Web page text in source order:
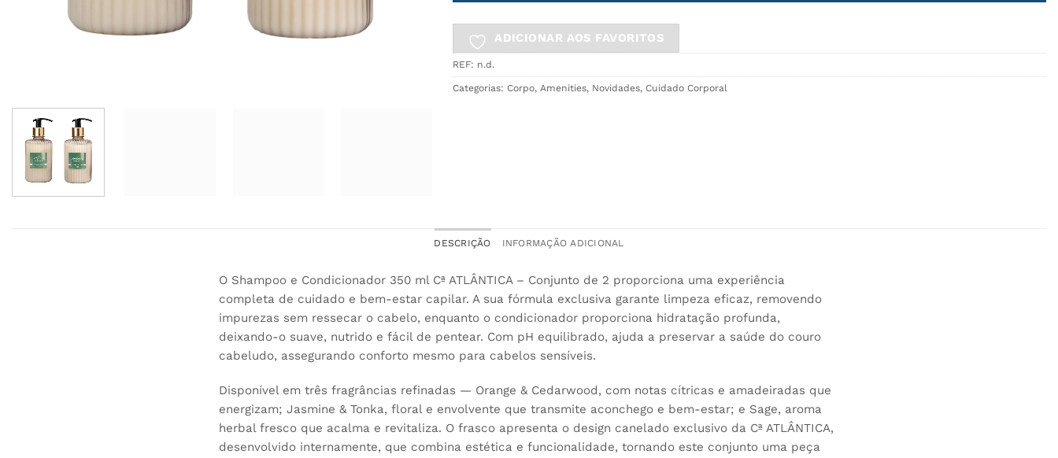
ADICIONAR AOS FAVORITOS
REF: n.d.
Categorias: Corpo, Amenities, Novidades, Cuidado Corporal
DESCRIÇÃO INFORMAÇÃO ADICIONAL
O Shampoo e Condicionador 350 ml Cª ATLÂNTICA – Conjunto de 2 proporciona uma experiência
completa de cuidado e bem-estar capilar. A sua fórmula exclusiva garante limpeza eficaz, removendo
impurezas sem ressecar o cabelo, enquanto o condicionador proporciona hidratação profunda,
deixando-o suave, nutrido e fácil de pentear. Com pH equilibrado, ajuda a preservar a saúde do couro
cabeludo, assegurando conforto mesmo para cabelos sensíveis.
Disponível em três fragrâncias refinadas — Orange & Cedarwood, com notas cítricas e amadeiradas que
energizam; Jasmine & Tonka, floral e envolvente que transmite aconchego e bem-estar; e Sage, aroma
herbal fresco que acalma e revitaliza. O frasco apresenta o design canelado exclusivo da Cª ATLÂNTICA,
desenvolvido internamente, que combina estética e funcionalidade, tornando este conjunto uma peça